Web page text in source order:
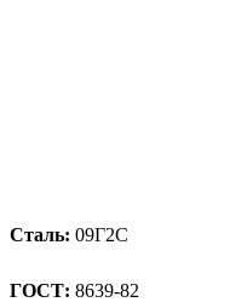
Сталь: 09Г2С
ГОСТ: 8639-82